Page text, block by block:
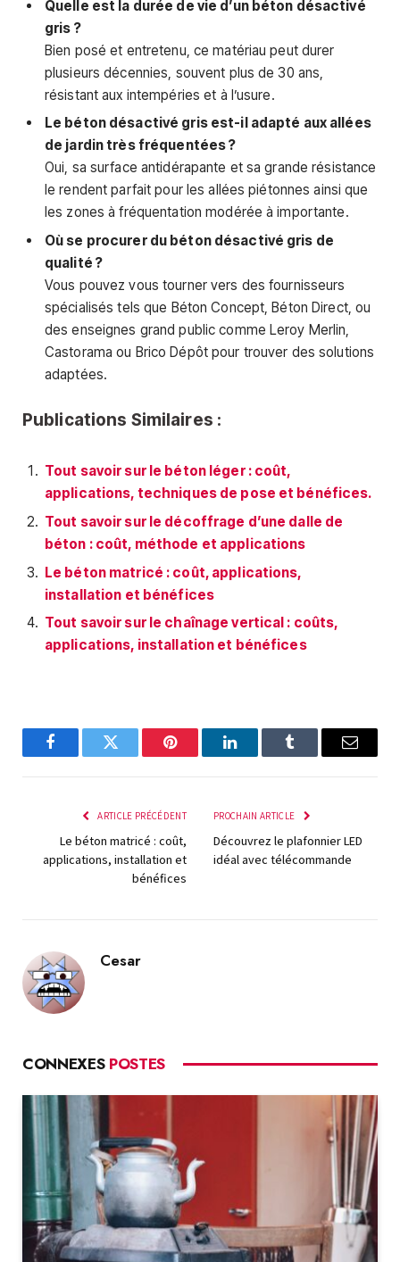
Quelle est la durée de vie d’un béton désactivé
gris ?
Bien posé et entretenu, ce matériau peut durer
plusieurs décennies, souvent plus de 30 ans,
résistant aux intempéries et à l’usure.
Le béton désactivé gris est-il adapté aux allées
de jardin très fréquentées ?
Oui, sa surface antidérapante et sa grande résistance
le rendent parfait pour les allées piétonnes ainsi que
les zones à fréquentation modérée à importante.
Où se procurer du béton désactivé gris de
qualité ?
Vous pouvez vous tourner vers des fournisseurs
spécialisés tels que Béton Concept, Béton Direct, ou
des enseignes grand public comme Leroy Merlin,
Castorama ou Brico Dépôt pour trouver des solutions
adaptées.
Publications Similaires :
Tout savoir sur le béton léger : coût,
applications, techniques de pose et bénéfices.
Tout savoir sur le décoffrage d’une dalle de
béton : coût, méthode et applications
Le béton matricé : coût, applications,
installation et bénéfices
Tout savoir sur le chaînage vertical : coûts,
applications, installation et bénéfices
FacebookTwitter Pinterest LinkedInTumblr
E-
ARTICLE PRÉCÉDENT
Le béton matricé : coût,
applications, installation et
bénéfices
PROCHAIN ARTICLE
Découvrez le plafonnier LED
idéal avec télécommande
Cesar
CONNEXES POSTES